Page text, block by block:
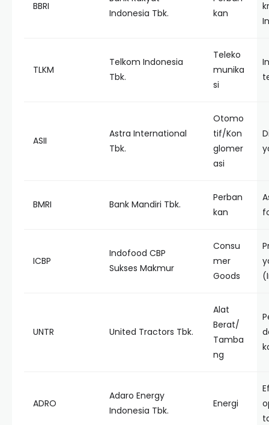
BBRI
Indonesia Tbk.
kan
TLKM
Telkom Indonesia
Tbk.
Teleko
munika
si
ASII
Astra International
Tbk.
Otomo
tif/Kon
glomer
asi
BMRI Bank Mandiri Tbk.
Perban
kan
ICBP
Indofood CBP
Sukses Makmur
Consu
mer
Goods
UNTR United Tractors Tbk.
Alat
Berat/
Tamba
ng
ADRO
Adaro Energy
Indonesia Tbk.
Energi